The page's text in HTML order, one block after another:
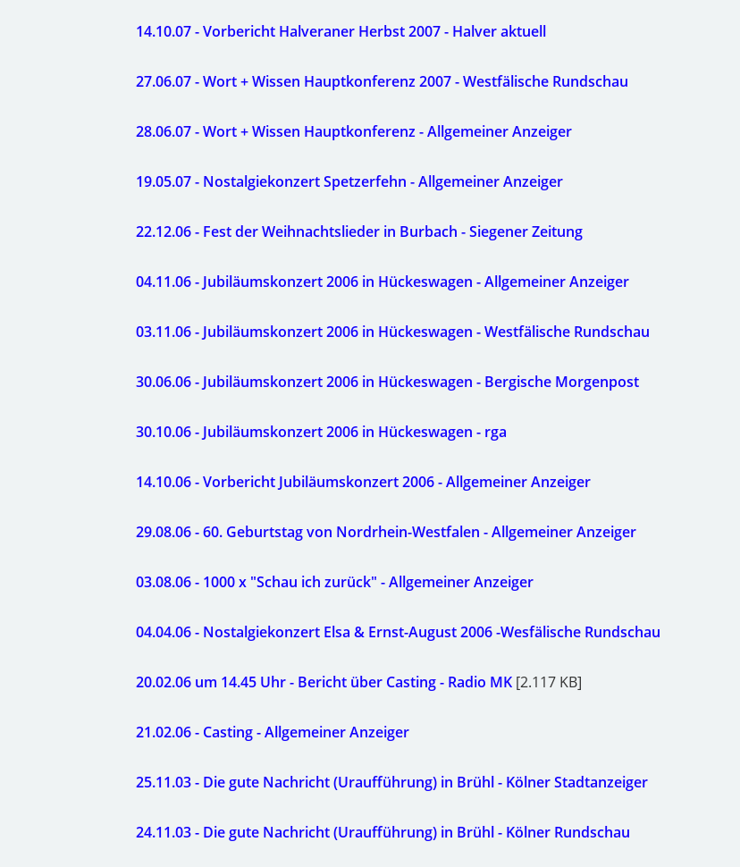
14.10.07 - Vorbericht Halveraner Herbst 2007 - Halver aktuell
27.06.07 - Wort + Wissen Hauptkonferenz 2007 - Westfälische Rundschau
28.06.07 - Wort + Wissen Hauptkonferenz - Allgemeiner Anzeiger
19.05.07 - Nostalgiekonzert Spetzerfehn - Allgemeiner Anzeiger
22.12.06 - Fest der Weihnachtslieder in Burbach - Siegener Zeitung
04.11.06 - Jubiläumskonzert 2006 in Hückeswagen - Allgemeiner Anzeiger
03.11.06 - Jubiläumskonzert 2006 in Hückeswagen - Westfälische Rundschau
30.06.06 - Jubiläumskonzert 2006 in Hückeswagen - Bergische Morgenpost
30.10.06 - Jubiläumskonzert 2006 in Hückeswagen - rga
14.10.06 - Vorbericht Jubiläumskonzert 2006 - Allgemeiner Anzeiger
29.08.06 - 60. Geburtstag von Nordrhein-Westfalen - Allgemeiner Anzeiger
03.08.06 - 1000 x "Schau ich zurück" - Allgemeiner Anzeiger
04.04.06 - Nostalgiekonzert Elsa & Ernst-August 2006 -Wesfälische Rundschau
20.02.06 um 14.45 Uhr - Bericht über Casting - Radio MK [2.117 KB]
21.02.06 - Casting - Allgemeiner Anzeiger
25.11.03 - Die gute Nachricht (Uraufführung) in Brühl - Kölner Stadtanzeiger
24.11.03 - Die gute Nachricht (Uraufführung) in Brühl - Kölner Rundschau